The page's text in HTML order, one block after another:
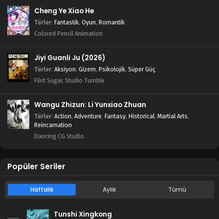
Tales of Herding Gods 43.Bölüm izle
Tales of Herding Gods 42.Bölüm izle
Blm 42 - Ağustos 4, 2025
Tales of Herding Gods 41.Bölüm izle
Blm 41 - Temmuz 27, 2025
Tales of Herding Gods 39.Bölüm izle
Blm 39 - Temmuz 14, 2025
Cheng Ye Xiao He
Türler: Fantastik, Oyun, Romantik
Colored Pencil Animation
Jiyi Guanli Ju (2026)
Türler: Aksiyon, Gizem, Psikolojik, Süper Güç
Flint Sugar, Studio Tumble
Wangu Zhizun: Li Yunxiao Zhuan
Türler: Action, Adventure, Fantasy, Historical, Martial Arts,
Reincarnation
Dancing CG Studio
Popüler Seriler
Haftalık Aylık Tümü
Tunshi Xingkong